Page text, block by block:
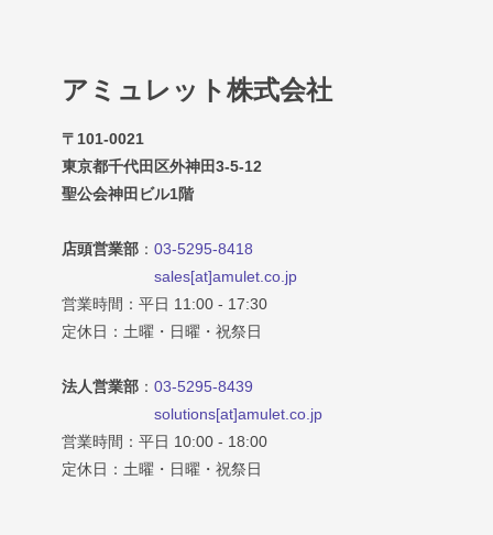
アミュレット株式会社
〒101-0021
東京都千代田区外神田3-5-12
聖公会神田ビル1階
店頭営業部 ： 03-5295-8418
sales[at]amulet.co.jp
営業時間：平日 11:00 - 17:30
定休日：土曜・日曜・祝祭日
法人営業部 ： 03-5295-8439
solutions[at]amulet.co.jp
営業時間：平日 10:00 - 18:00
定休日：土曜・日曜・祝祭日